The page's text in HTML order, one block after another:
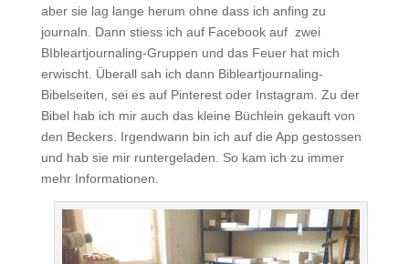
aber sie lag lange herum ohne dass ich anfing zu
journaln. Dann stiess ich auf Facebook auf zwei
BIbleartjournaling-Gruppen und das Feuer hat mich
erwischt. Überall sah ich dann Bibleartjournaling-
Bibelseiten, sei es auf Pinterest oder Instagram. Zu der
Bibel hab ich mir auch das kleine Büchlein gekauft von
den Beckers. Irgendwann bin ich auf die App gestossen
und hab sie mir runtergeladen. So kam ich zu immer
mehr Informationen.